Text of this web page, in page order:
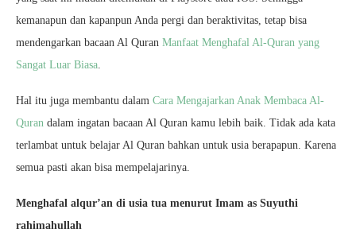
kemanapun dan kapanpun Anda pergi dan beraktivitas, tetap bisa
mendengarkan bacaan Al Quran Manfaat Menghafal Al-Quran yang
Sangat Luar Biasa.
Hal itu juga membantu dalam Cara Mengajarkan Anak Membaca Al-
Quran dalam ingatan bacaan Al Quran kamu lebih baik. Tidak ada kata
terlambat untuk belajar Al Quran bahkan untuk usia berapapun. Karena
semua pasti akan bisa mempelajarinya.
Menghafal alqur’an di usia tua menurut Imam as Suyuthi
rahimahullah